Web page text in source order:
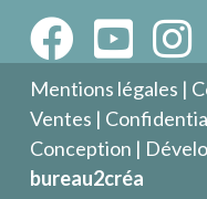
Mentions légales |
Ventes |
Conception |
bureau2créa